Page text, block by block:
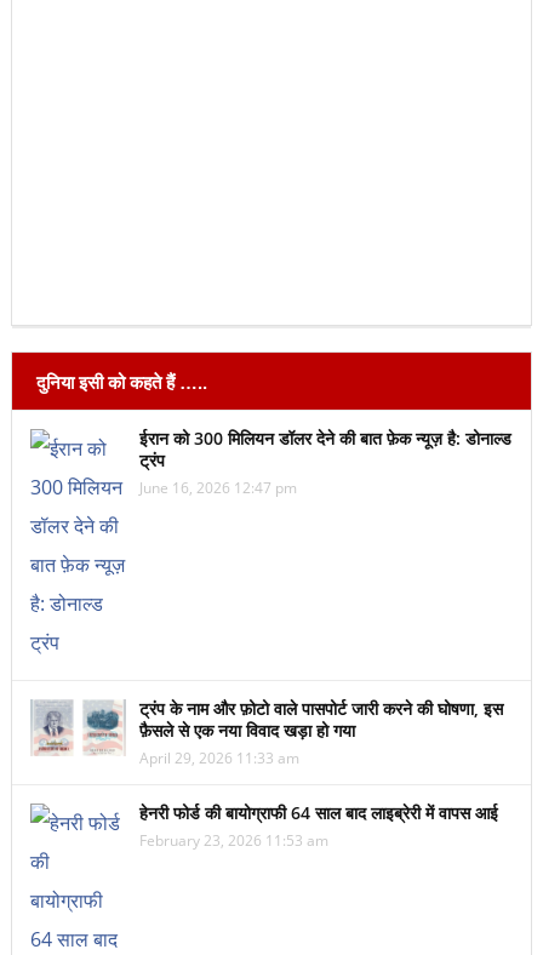
दुनिया इसी को कहते हैं …..
ईरान को 300 मिलियन डॉलर देने की बात फ़ेक न्यूज़ है: डोनाल्ड
ट्रंप
June 16, 2026 12:47 pm
ट्रंप के नाम और फ़ोटो वाले पासपोर्ट जारी करने की घोषणा, इस
फ़ैसले से एक नया विवाद खड़ा हो गया
April 29, 2026 11:33 am
हेनरी फोर्ड की बायोग्राफी 64 साल बाद लाइब्रेरी में वापस आई
February 23, 2026 11:53 am